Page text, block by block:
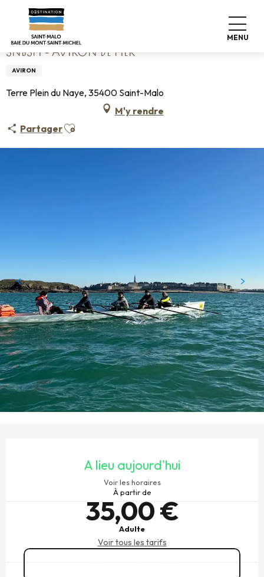
contenu
principal
MENU
Accueil SNBSM - Aviron de mer
SNBSM - AVIRON DE MER
AVIRON
Terre Plein du Naye, 35400 Saint-Malo
M'y rendre
PartagerAjouter aux favoris
A lieu aujourd'hui
Voir les horaires
À partir de
35,00 €
Adulte
Voir tous les tarifs